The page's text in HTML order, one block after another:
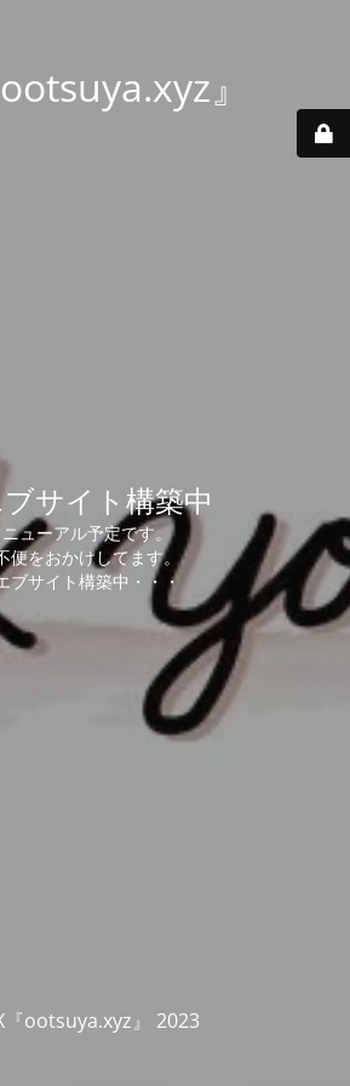
』
サイト構築中
ニューアル予定です。
便をおかけしてます。
ブサイト構築中・・・
ootsuya.xyz』 2023